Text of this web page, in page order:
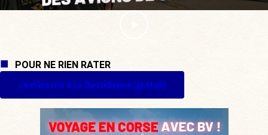
POUR NE RIEN RATER
Je m'inscris à La Quotidienne (gratuit)